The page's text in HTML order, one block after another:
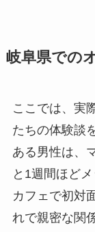
岐阜県での
ここでは、実
たちの体験談
ある男性は、
と1週間ほど
カフェで初対
れで親密な関